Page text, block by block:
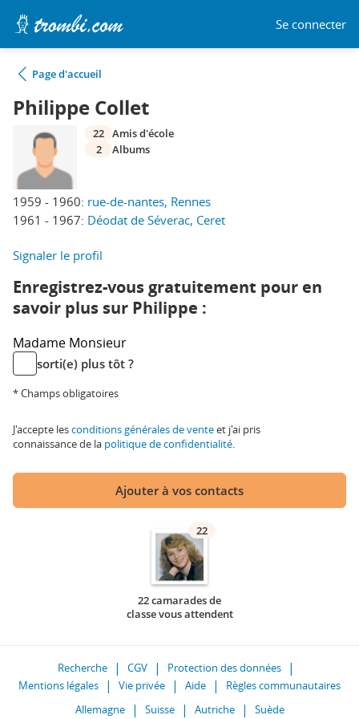
Se connecter
Page d'accueil
Philippe Collet
1959 - 1960: rue-de-nantes, Rennes
1961 - 1967: Déodat de Séverac, Ceret
22 Amis d'école
2
Albums
Signaler le profil
Enregistrez-vous gratuitement pour en
savoir plus sur Philippe :
Madame Monsieur
sorti(e) plus tôt ?
* Champs obligatoires
J'accepte lesconditions générales de venteet j'ai pris
connaissance de la politique de confidentialité.
Ajouter à vos contacts
22
22 camarades de
classe vous attendent
Recherche CGV
Protection des données
Mentions légales
Vie privée Aide
Règles communautaires
Allemagne
Suisse Autriche Suède